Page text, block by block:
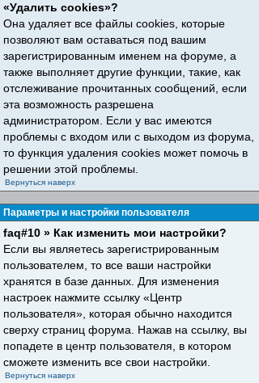
«Удалить cookies»?
Она удаляет все файлы cookies, которые
позволяют вам оставаться под вашим
зарегистрированным именем на форуме, а
также выполняет другие функции, такие, как
отслеживание прочитанных сообщений, если
эта возможность разрешена
администратором. Если у вас имеются
проблемы с входом или с выходом из форума,
то функция удаления cookies может помочь в
решении этой проблемы.
Вернуться наверх
Параметры и настройки пользователя
faq#10 » Как изменить мои настройки?
Если вы являетесь зарегистрированным
пользователем, то все ваши настройки
хранятся в базе данных. Для изменения
настроек нажмите ссылку «Центр
пользователя», которая обычно находится
сверху страниц форума. Нажав на ссылку, вы
попадете в центр пользователя, в котором
сможете изменить все свои настройки.
Вернуться наверх